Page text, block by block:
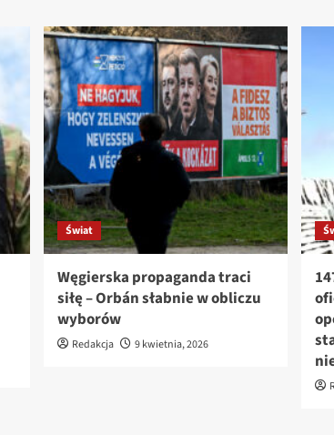
Świat
Węgierska propaganda traci
siłę – Orbán słabnie w obliczu
wyborów
Redakcja 9 kwietnia, 2026